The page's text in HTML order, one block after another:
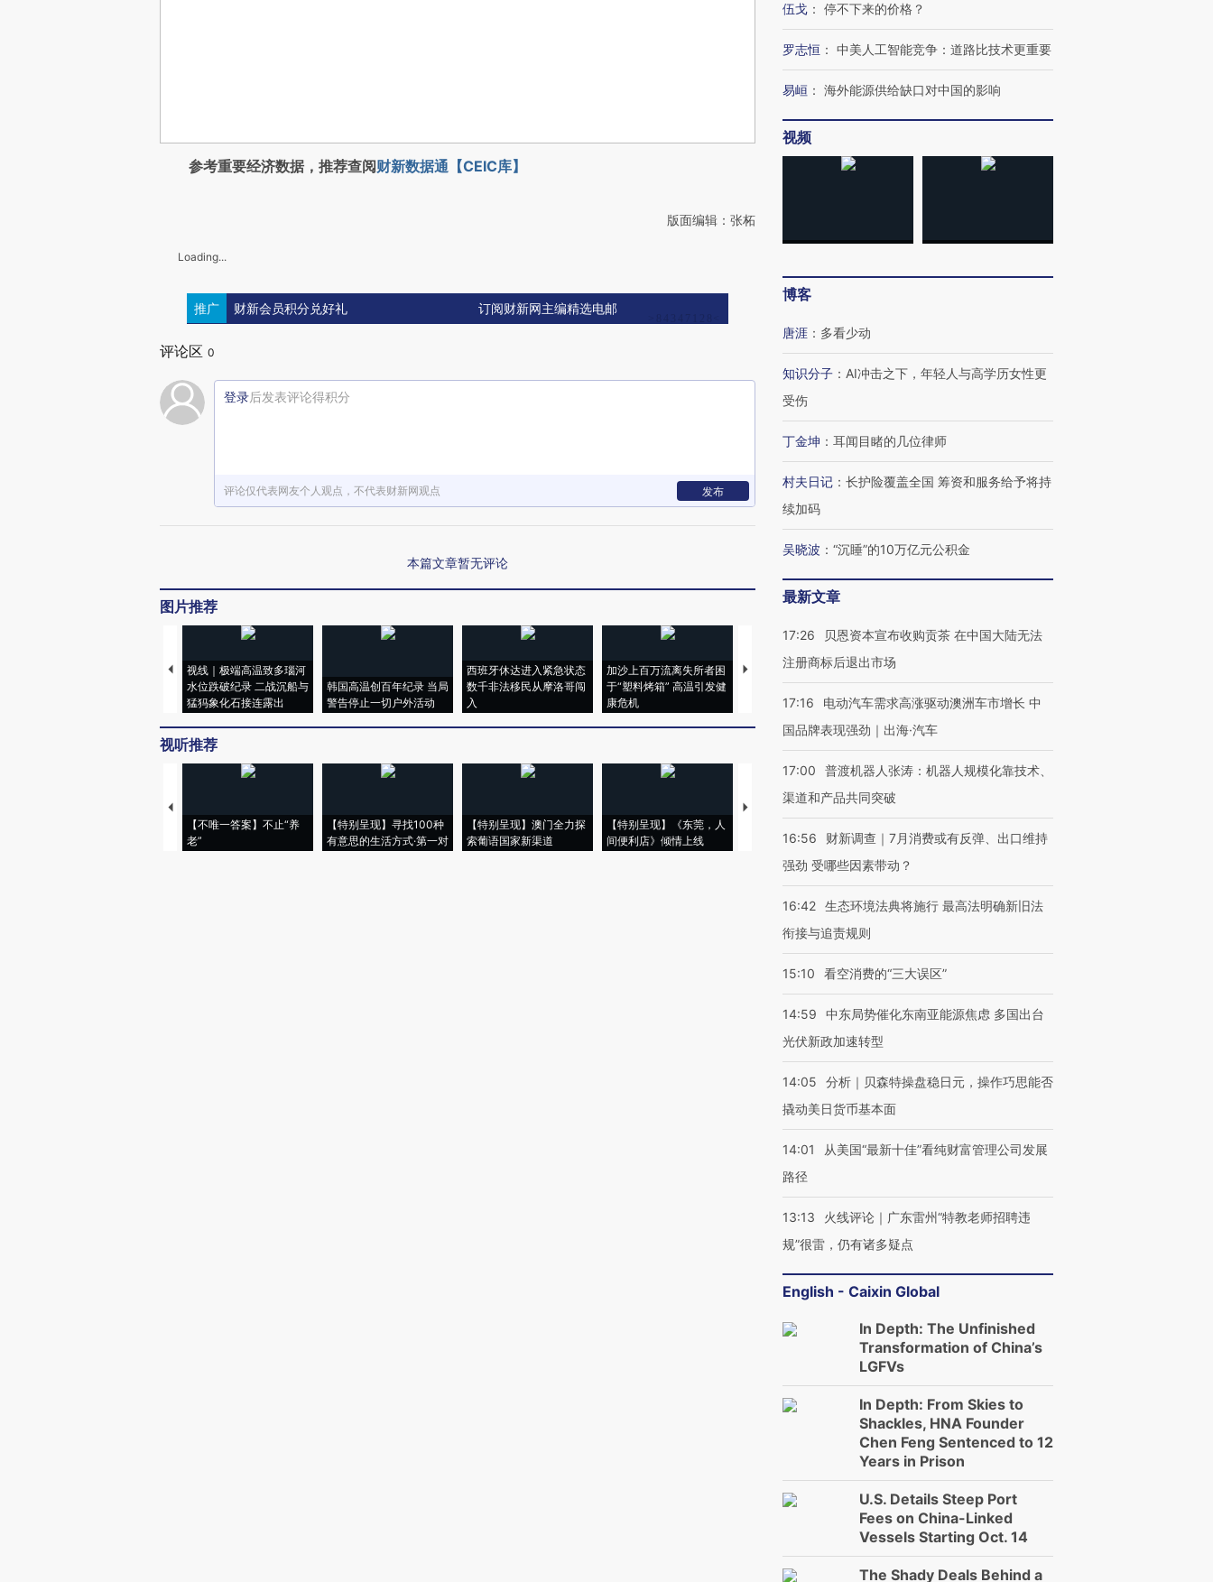
参考重要经济数据，推荐查阅财新数据通【CEIC库】
版面编辑：张柘
Loading...
推广 财新会员积分兑好礼 订阅财新网主编精选电邮
评论区 0
登录后发表评论得积分
评论仅代表网友个人观点，不代表财新网观点 发布
本篇文章暂无评论
图片推荐
视线｜极端高温致多瑙河
水位跌破纪录 二战沉船与
猛犸象化石接连露出
韩国高温创百年纪录 当局
警告停止一切户外活动
西班牙休达进入紧急状态
数千非法移民从摩洛哥闯
入
加沙上百万流离失所者困
于“塑料烤箱” 高温引发健
康危机
马航飞行员跨国走私7万
粒摇头丸 尿检体内含3种
视线｜HYROX的吸金
术：是什么让中产们甘
心“花钱找虐”？
泽连斯基密集出访美英 索
要防空导弹“救急”
视听推荐
【不唯一答案】不止“养
老”
【特别呈现】寻找100种
有意思的生活方式·第一对
【特别呈现】澳门全力探
索葡语国家新渠道
【特别呈现】《东莞，人
间便利店》倾情上线
【推广】走进第四届链博
有意思的生活方式·第三对
住三大增长引擎是什么？
伍戈 ： 停不下来的价格？
罗志恒 ： 中美人工智能竞争：道路比技术更重要
易峘 ： 海外能源供给缺口对中国的影响
视频
博客
唐涯 ： 多看少动
知识分子 ： AI冲击之下，年轻人与高学历女性更
受伤
丁金坤 ： 耳闻目睹的几位律师
村夫日记 ： 长护险覆盖全国 筹资和服务给予将持
续加码
吴晓波 ： “沉睡”的10万亿元公积金
最新文章
17:26
贝恩资本宣布收购贡茶 在中国大陆无法
注册商标后退出市场
17:16
电动汽车需求高涨驱动澳洲车市增长 中
国品牌表现强劲｜出海·汽车
17:00
普渡机器人张涛：机器人规模化靠技术、
渠道和产品共同突破
16:56
财新调查｜7月消费或有反弹、出口维持
强劲 受哪些因素带动？
16:42 生态环境法典将施行 最高法明确新旧法
衔接与追责规则
15:10 看空消费的“三大误区”
14:59
中东局势催化东南亚能源焦虑 多国出台
光伏新政加速转型
14:05
分析｜贝森特操盘稳日元，操作巧思能否
撬动美日货币基本面
14:01
从美国“最新十佳”看纯财富管理公司发展
路径
13:13
火线评论｜广东雷州“特教老师招聘违
规”很雷，仍有诸多疑点
English - Caixin Global
In Depth: The Unfinished
Transformation of China’s
LGFVs
In Depth: From Skies to
Shackles, HNA Founder
Chen Feng Sentenced to 12
Years in Prison
U.S. Details Steep Port
Fees on China-Linked
Vessels Starting Oct. 14
The Shady Deals Behind a